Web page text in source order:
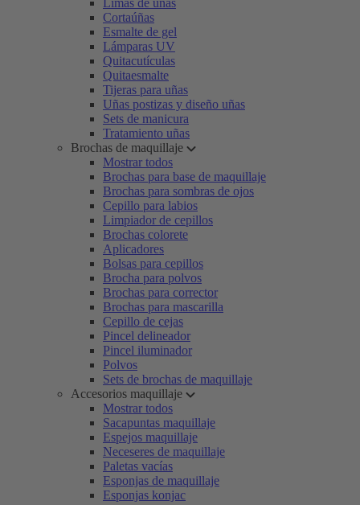
Limas de uñas
Cortaúñas
Esmalte de gel
Lámparas UV
Quitacutículas
Quitaesmalte
Tijeras para uñas
Uñas postizas y diseño uñas
Sets de manicura
Tratamiento uñas
Brochas de maquillaje
Mostrar todos
Brochas para base de maquillaje
Brochas para sombras de ojos
Cepillo para labios
Limpiador de cepillos
Brochas colorete
Aplicadores
Bolsas para cepillos
Brocha para polvos
Brochas para corrector
Brochas para mascarilla
Cepillo de cejas
Pincel delineador
Pincel iluminador
Polvos
Sets de brochas de maquillaje
Accesorios maquillaje
Mostrar todos
Sacapuntas maquillaje
Espejos maquillaje
Neceseres de maquillaje
Paletas vacías
Esponjas de maquillaje
Esponjas konjac